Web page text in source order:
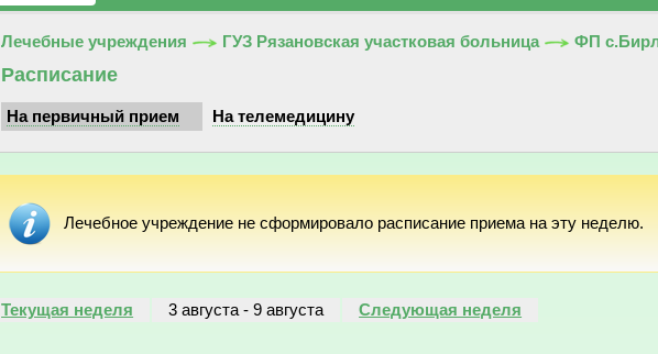
Лечебные учреждения ГУЗ Рязановская участковая больница ФП
Расписание
На первичный прием На телемедицину
Лечебное учреждение не сформировало расписание приема на эту неделю.
Текущая неделя 3 августа-9 августа Следующая неделя